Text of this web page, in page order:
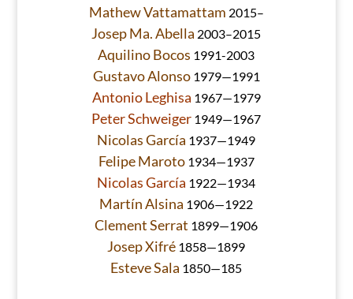
Mathew Vattamattam 2015–
Josep Ma. Abella 2003–2015
Aquilino Bocos 1991-2003
Gustavo Alonso 1979—1991
Antonio Leghisa 1967—1979
Peter Schweiger 1949—1967
Nicolas García 1937—1949
Felipe Maroto 1934—1937
Nicolas García 1922—1934
Martín Alsina 1906—1922
Clement Serrat 1899—1906
Josep Xifré 1858—1899
Esteve Sala 1850—185